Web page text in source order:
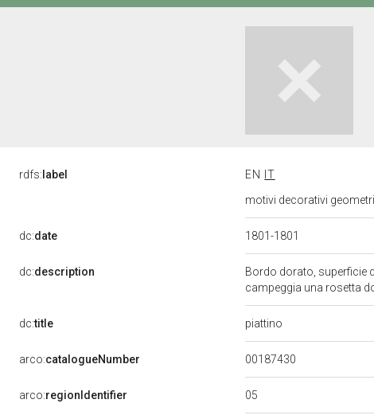
rdfs: label EN
IT
motivi decorativi
dc:date 1801-1801
dc:description
Bordo dorato, superficie
campeggia una rosetta
dc:title piattino
arco:catalogueNumber 00187430
arco:regionIdentifier 05